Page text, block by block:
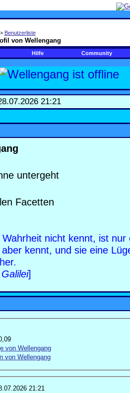
> Benutzerliste
von Wellengang
Hilfe Community
21:21
untergeht
Facetten
nicht kennt, ist nur
kennt, und sie eine
]
von Wellengang
von Wellengang
21:21